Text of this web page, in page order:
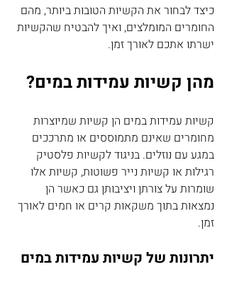
כיצד לבחור את הקשיות הטובות ביותר, מהם
החומרים המומלצים, ואיך להבטיח שהקשיות
ישרתו אתכם לאורך זמן.
מהן קשיות עמידות במים?
קשיות עמידות במים הן קשיות שמיוצרות
מחומרים שאינם מתמוססים או מתרככים
במגע עם נוזלים. בניגוד לקשיות פלסטיק
רגילות או קשיות נייר פשוטות, קשיות אלו
שומרות על צורתן ויציבותן גם כאשר הן
נמצאות בתוך משקאות קרים או חמים לאורך
זמן.
יתרונות של קשיות עמידות במים